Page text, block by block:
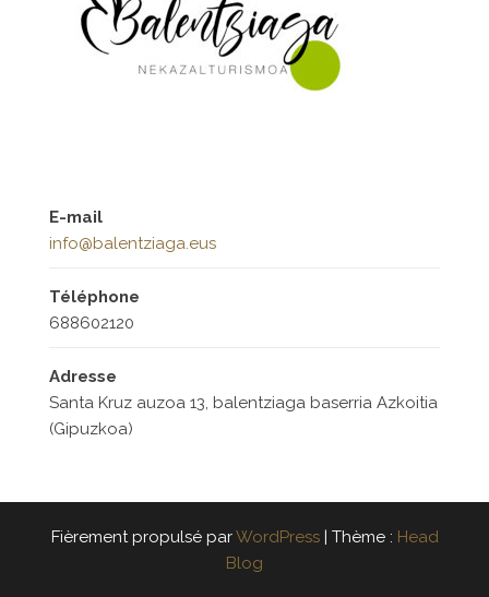
E-mail
info@balentziaga.eus
Téléphone
688602120
Adresse
Santa Kruz auzoa 13, balentziaga baserria Azkoitia
(Gipuzkoa)
Fièrement propulsé parWordPress | Thème : Head
Blog